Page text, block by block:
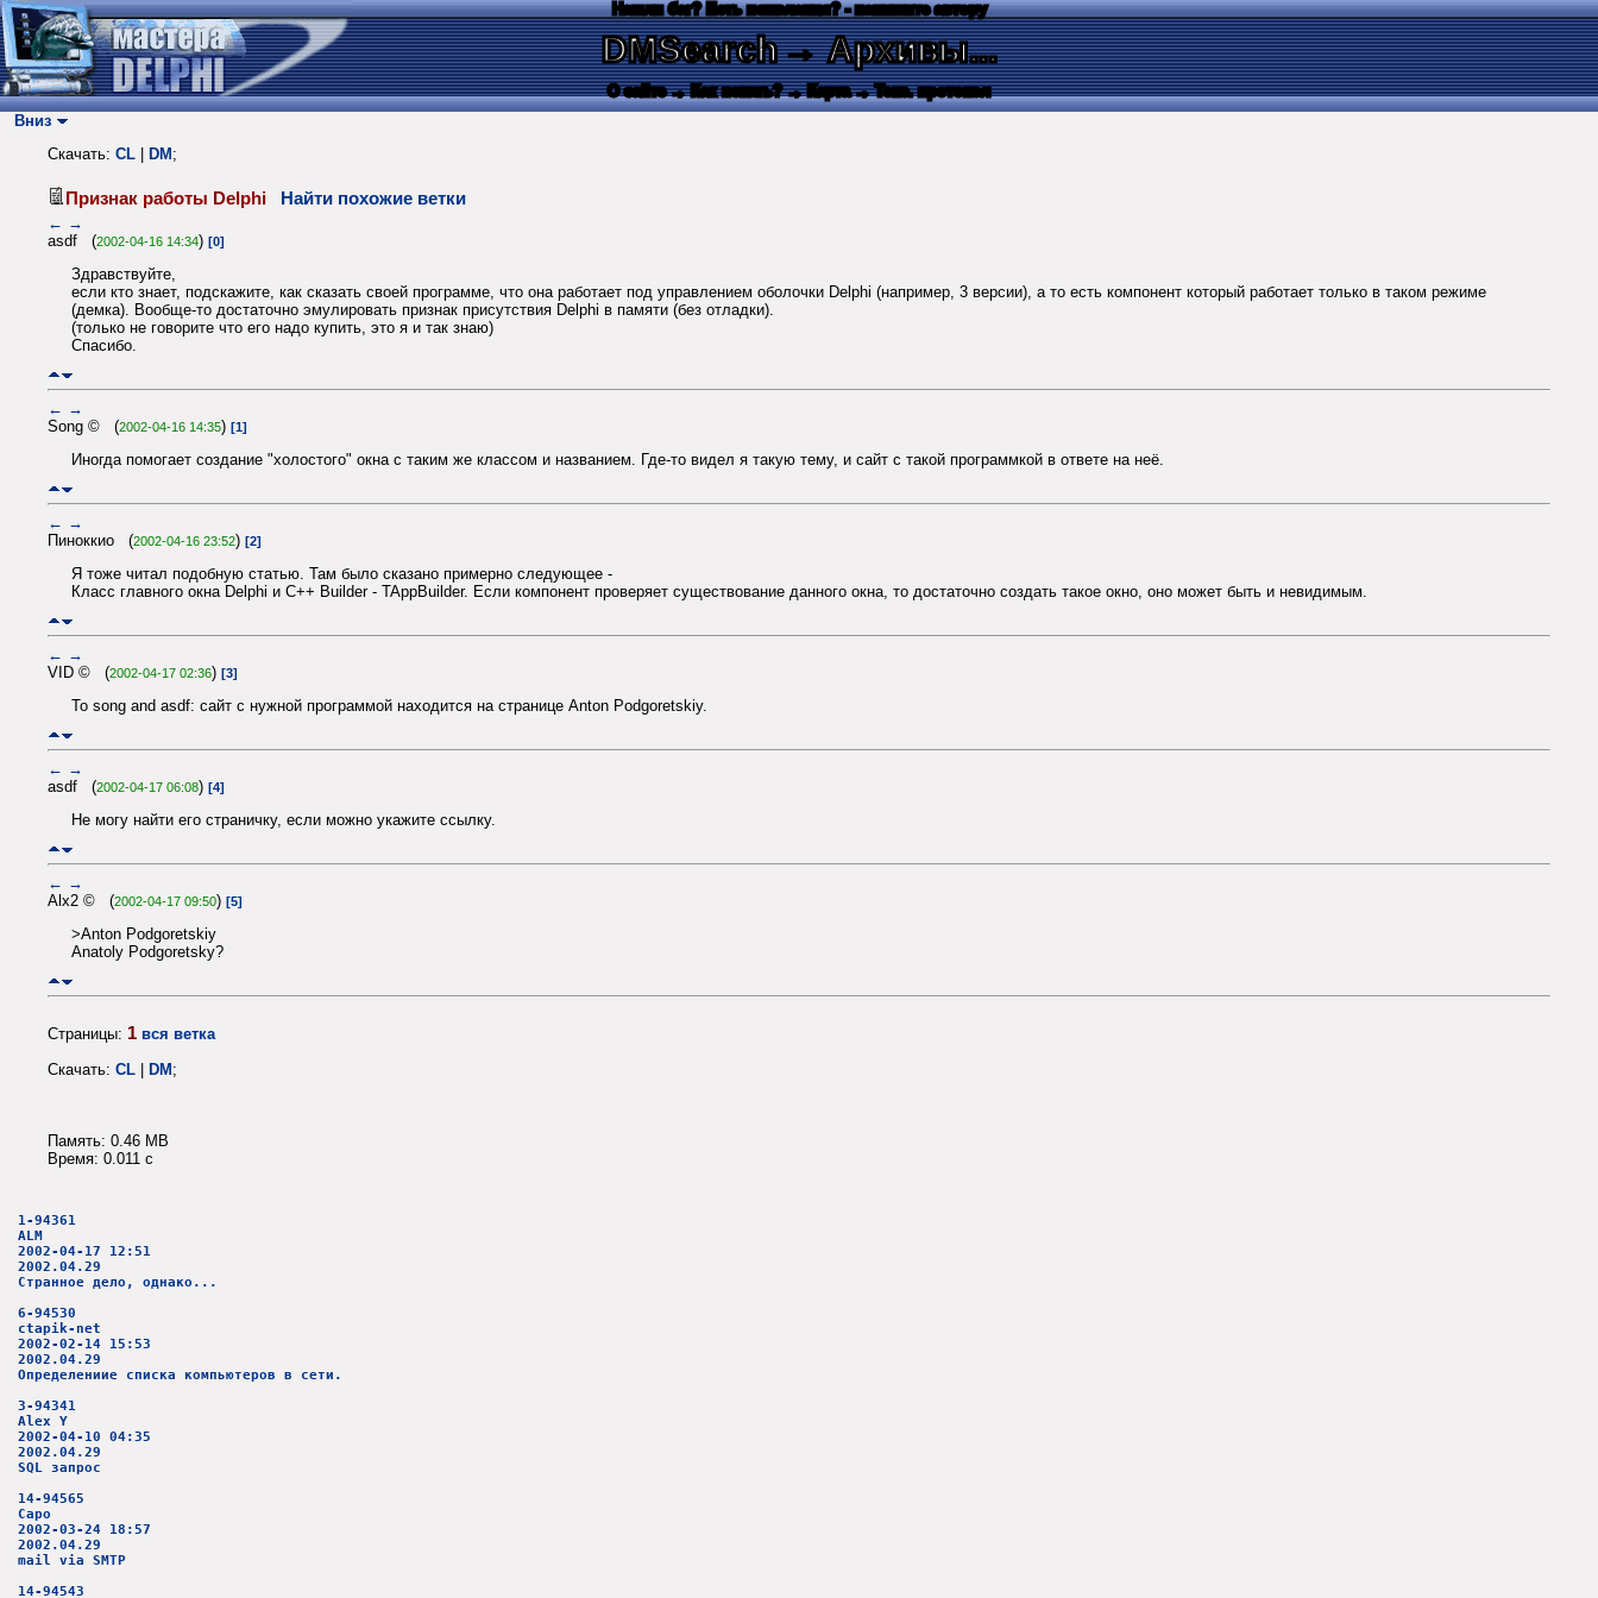
Нашли баг? Есть пожелания? - напишите автору
DMSearch→ Архивы...
О сайте → Как искать? → Карта → Текс. протокол
Вниз
Скачать: CL DM ;
Признак работы Delphi Найти похожие ветки
← →
asdf (2002-04-16 14:34) [0]
Здравствуйте,
если кто знает, подскажите, как сказать своей программе, что она работает под управлением оболочки Delphi (например, 3 версии), а то есть компонент который работает только в таком режиме
(демка). Вообще-то достаточно эмулировать признак присутствия Delphi в памяти (без отладки).
(только не говорите что его надо купить, это я и так знаю)
Спасибо.
← →
Song © (2002-04-16 14:35) [1]
Иногда помогает создание "холостого" окна с таким же классом и названием. Где-то видел я такую тему, и сайт с такой программкой в ответе на неё.
← →
Пиноккио (2002-04-16 23:52) [2]
Я тоже читал подобную статью. Там было сказано примерно следующее -
Класс главного окна Delphi и C++ Builder - TAppBuilder. Если компонент проверяет существование данного окна, то достаточно создать такое окно, оно может быть и невидимым.
← →
VID © (2002-04-17 02:36) [3]
To song and asdf: сайт с нужной программой находится на странице Anton Podgoretskiy.
← →
asdf (2002-04-17 06:08) [4]
Не могу найти его страничку, если можно укажите ссылку.
← →
Alx2 © (2002-04-17 09:50) [5]
>Anton Podgoretskiy
Anatoly Podgoretsky?
Страницы: 1 вся ветка
Скачать: CL | DM;
Память: 0.46 MB
Время: 0.011 c
1-94361
ALM
2002-04-17 12:51
2002.04.29
Странное дело, однако...
6-94530
ctapik-net
2002-02-14 15:53
2002.04.29
Определениие списка компьютеров в сети.
3-94341
Alex Y
2002-04-10 04:35
2002.04.29
SQL запрос
14-94565
Capo
2002-03-24 18:57
2002.04.29
mail via SMTP
14-94543